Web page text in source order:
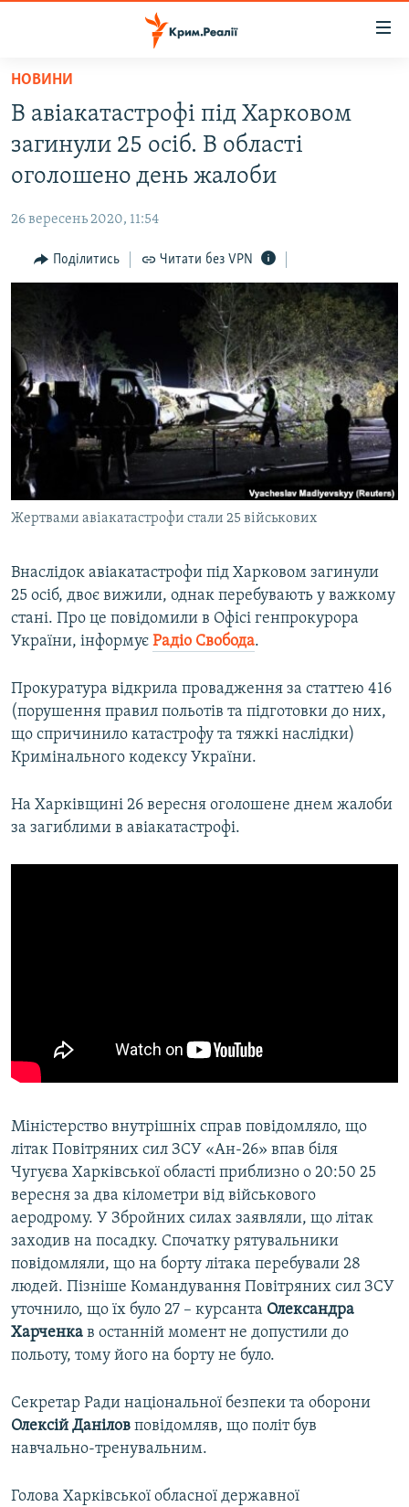
Перейти
основного
матеріалу
до
основної
навігації
Перейти
до
ВІДЕО ТА ФОТО
БЛОГИ
ПОГЛЯД
ВСЕ ЗА ДЕНЬ
СПЕЦПРОЕКТИ
ДЕПОРТАЦІЯ
ВІДЕОУРОКИ «ELIFBE»
СВІДЧЕННЯ ОКУПАЦІЇ
УКРАЇНСЬКА ПРОБЛЕМА КРИМУ
ІНФОГРАФІКА
ЯК ОБІЙТИ БЛОКУВАННЯ
Русский
Qırımtatar
ДОЛУЧАЙСЯ!
Усі сайти RFE/RL
НОВИНИ
В авіакатастрофі під Харковом
загинули 25 осіб. В області
оголошено день жалоби
26 вересень 2020, 11:54
Поділитись Читати без VPN
Жертвами авіакатастрофи стали 25 військових
Внаслідок авіакатастрофи під Харковом загинули
25 осіб, двоє вижили, однак перебувають у важкому
стані. Про це повідомили в Офісі генпрокурора
України, інформує Радіо Свобода.
Прокуратура відкрила провадження за статтею 416
(порушення правил польотів та підготовки до них,
що спричинило катастрофу та тяжкі наслідки)
Кримінального кодексу України.
На Харківщині 26 вересня оголошене днем жалоби
за загиблими в авіакатастрофі.
Міністерство внутрішніх справ повідомляло, що
літак Повітряних сил ЗСУ «Ан-26» впав біля
Чугуєва Харківської області приблизно о 20:50 25
вересня за два кілометри від військового
аеродрому. У Збройних силах заявляли, що літак
заходив на посадку. Спочатку рятувальники
повідомляли, що на борту літака перебували 28
людей. Пізніше Командування Повітряних сил ЗСУ
уточнило, що їх було 27 – курсанта Олександра
Харченка в останній момент не допустили до
польоту, тому його на борту не було.
Секретар Ради національної безпеки та оборони
Олексій Данілов повідомляв, що політ був
навчально-тренувальним.
Голова Харківської обласної державної